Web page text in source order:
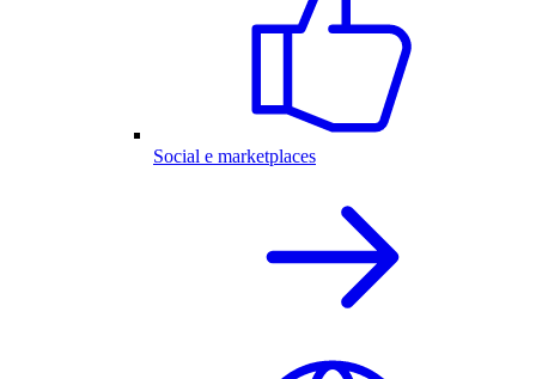
Social e marketplaces